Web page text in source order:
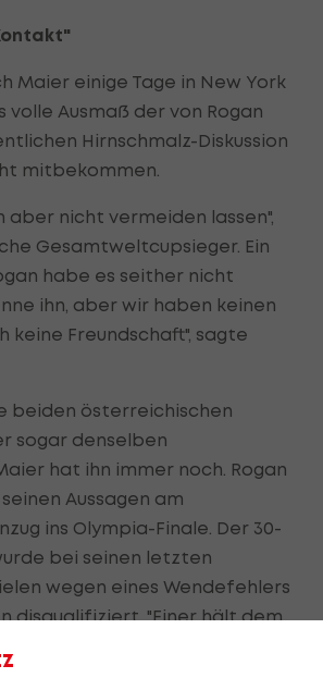
Maier einige Tage in New York
volle Ausmaß der von Rogan
Hirnschmalz-Diskussion
mitbekommen.
aber nicht vermeiden lassen",
Gesamtweltcupsieger. Ein
habe es seither nicht
ihn, aber wir haben keinen
keine Freundschaft", sagte
beiden österreichischen
sogar denselben
hat ihn immer noch. Rogan
Aussagen am
ins Olympia-Finale. Der 30-
bei seinen letzten
wegen eines Wendefehlers
disqualifiziert. "Einer hält dem
ein anderer weniger", meinte